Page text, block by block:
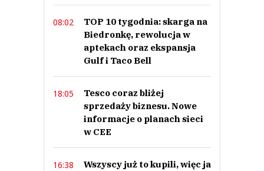
08:02
TOP 10 tygodnia: skarga na
Biedronkę, rewolucja w
aptekach oraz ekspansja
Gulf i Taco Bell
18:05
Tesco coraz bliżej
sprzedaży biznesu. Nowe
informacje o planach sieci
w CEE
16:38
Wszyscy już to kupili, więc ja